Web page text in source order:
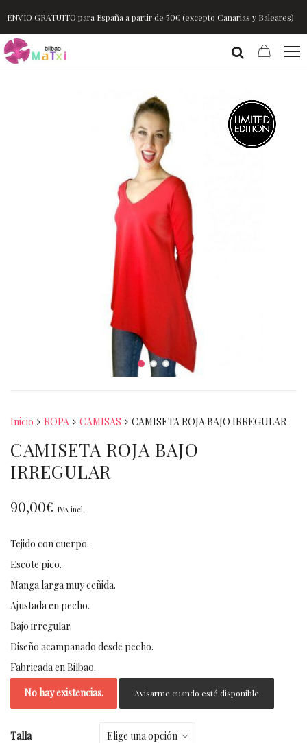
ENVIO GRATUITO para España a partir de 50€ (excepto Canarias y Baleares)
Inicio ROPA CAMISAS CAMISETA ROJA BAJO IRREGULAR
CAMISETA ROJA BAJO
IRREGULAR
90,00€ IVA incl.
Tejido con cuerpo.
Escote pico.
Manga larga muy ceñida.
Ajustada en pecho.
Bajo irregular.
Diseño acampanado desde pecho.
Fabricada en Bilbao.
No hay existencias.
Avisarme cuando esté disponible
Talla